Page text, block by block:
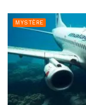
MYSTÈRE